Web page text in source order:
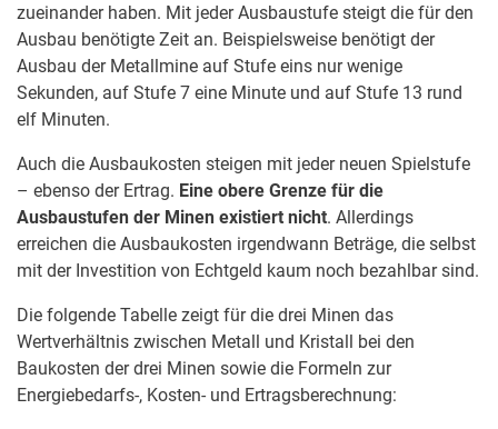
zueinander haben. Mit jeder Ausbaustufe steigt die für den
Ausbau benötigte Zeit an. Beispielsweise benötigt der
Ausbau der Metallmine auf Stufe eins nur wenige
Sekunden, auf Stufe 7 eine Minute und auf Stufe 13 rund
elf Minuten.
Auch die Ausbaukosten steigen mit jeder neuen Spielstufe
– ebenso der Ertrag. Eine obere Grenze für die
Ausbaustufen der Minen existiert nicht. Allerdings
erreichen die Ausbaukosten irgendwann Beträge, die selbst
mit der Investition von Echtgeld kaum noch bezahlbar sind.
Die folgende Tabelle zeigt für die drei Minen das
Wertverhältnis zwischen Metall und Kristall bei den
Baukosten der drei Minen sowie die Formeln zur
Energiebedarfs-, Kosten- und Ertragsberechnung: